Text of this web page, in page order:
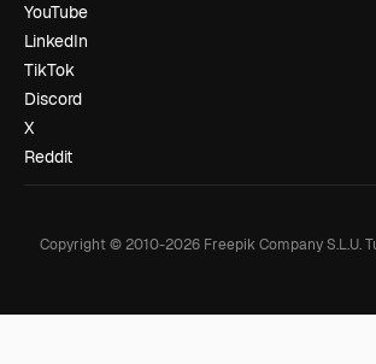
YouTube
LinkedIn
TikTok
Discord
X
Reddit
Copyright © 2010-2026Freepik Company S.L.U.